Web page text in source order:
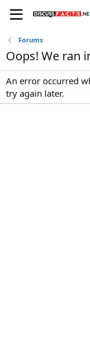
Forums
Oops! We ran
An error occurred
try again later.